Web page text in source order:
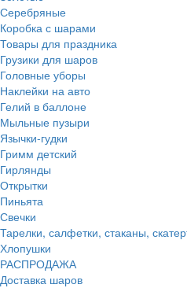
Серебряные
Коробка с шарами
Товары для праздника
Грузики для шаров
Головные уборы
Наклейки на авто
Гелий в баллоне
Мыльные пузыри
Язычки-гудки
Гримм детский
Гирлянды
Открытки
Пиньята
Свечки
Тарелки, салфетки, стаканы,
Хлопушки
РАСПРОДАЖА
Доставка шаров